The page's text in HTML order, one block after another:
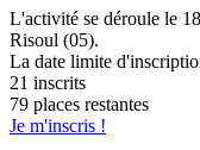
L'activité se déroule le
Risoul (05).
La date limite
21 inscrits
79 places restantes
Je m'inscris !